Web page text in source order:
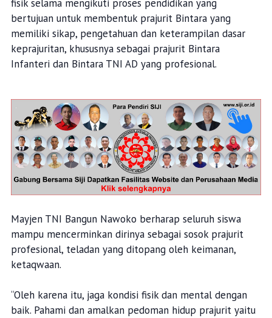
fisik selama mengikuti proses pendidikan yang
bertujuan untuk membentuk prajurit Bintara yang
memiliki sikap, pengetahuan dan keterampilan dasar
keprajuritan, khususnya sebagai prajurit Bintara
Infanteri dan Bintara TNI AD yang profesional.
Mayjen TNI Bangun Nawoko berharap seluruh siswa
mampu mencerminkan dirinya sebagai sosok prajurit
profesional, teladan yang ditopang oleh keimanan,
ketaqwaan.
“Oleh karena itu, jaga kondisi fisik dan mental dengan
baik. Pahami dan amalkan pedoman hidup prajurit yaitu